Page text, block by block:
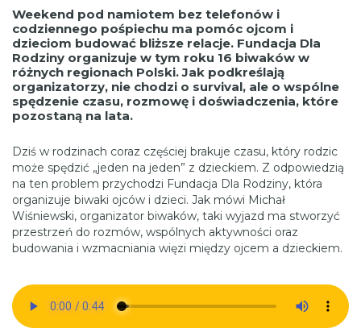
Weekend pod namiotem bez telefonów i
codziennego pośpiechu ma pomóc ojcom i
dzieciom budować bliższe relacje. Fundacja Dla
Rodziny organizuje w tym roku 16 biwaków w
różnych regionach Polski. Jak podkreślają
organizatorzy, nie chodzi o survival, ale o wspólne
spędzenie czasu, rozmowę i doświadczenia, które
pozostaną na lata.
Dziś w rodzinach coraz częściej brakuje czasu, który rodzic
może spędzić „jeden na jeden” z dzieckiem. Z odpowiedzią
na ten problem przychodzi Fundacja Dla Rodziny, która
organizuje biwaki ojców i dzieci. Jak mówi Michał
Wiśniewski, organizator biwaków, taki wyjazd ma stworzyć
przestrzeń do rozmów, wspólnych aktywności oraz
budowania i wzmacniania więzi między ojcem a dzieckiem.